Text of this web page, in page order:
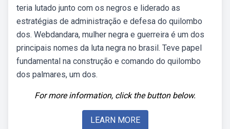
teria lutado junto com os negros e liderado as
estratégias de administração e defesa do quilombo
dos. Webdandara, mulher negra e guerreira é um dos
principais nomes da luta negra no brasil. Teve papel
fundamental na construção e comando do quilombo
dos palmares, um dos.
For more information, click the button below.
LEARN MORE